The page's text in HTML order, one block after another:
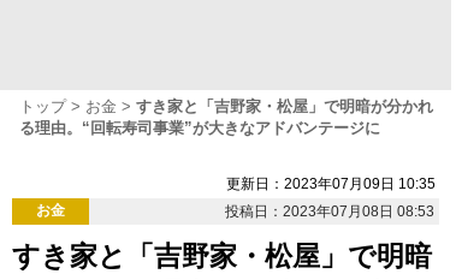
トップ お金
すき家と「吉野家・松屋」で明暗が分かれ
る理由。“回転寿司事業”が大きなアドバンテージに
更新日：2023年07月09日 10:35
お金
投稿日：2023年07月08日 08:53
すき家と「吉野家・松屋」で明暗